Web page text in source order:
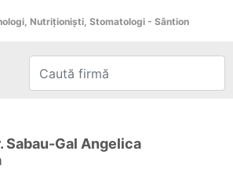
Nutriționiști, Stomatologi - Sântion
Sabau-Gal Angelica